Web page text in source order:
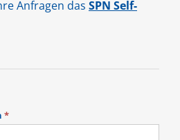
Anfragen das SPN Self-
*